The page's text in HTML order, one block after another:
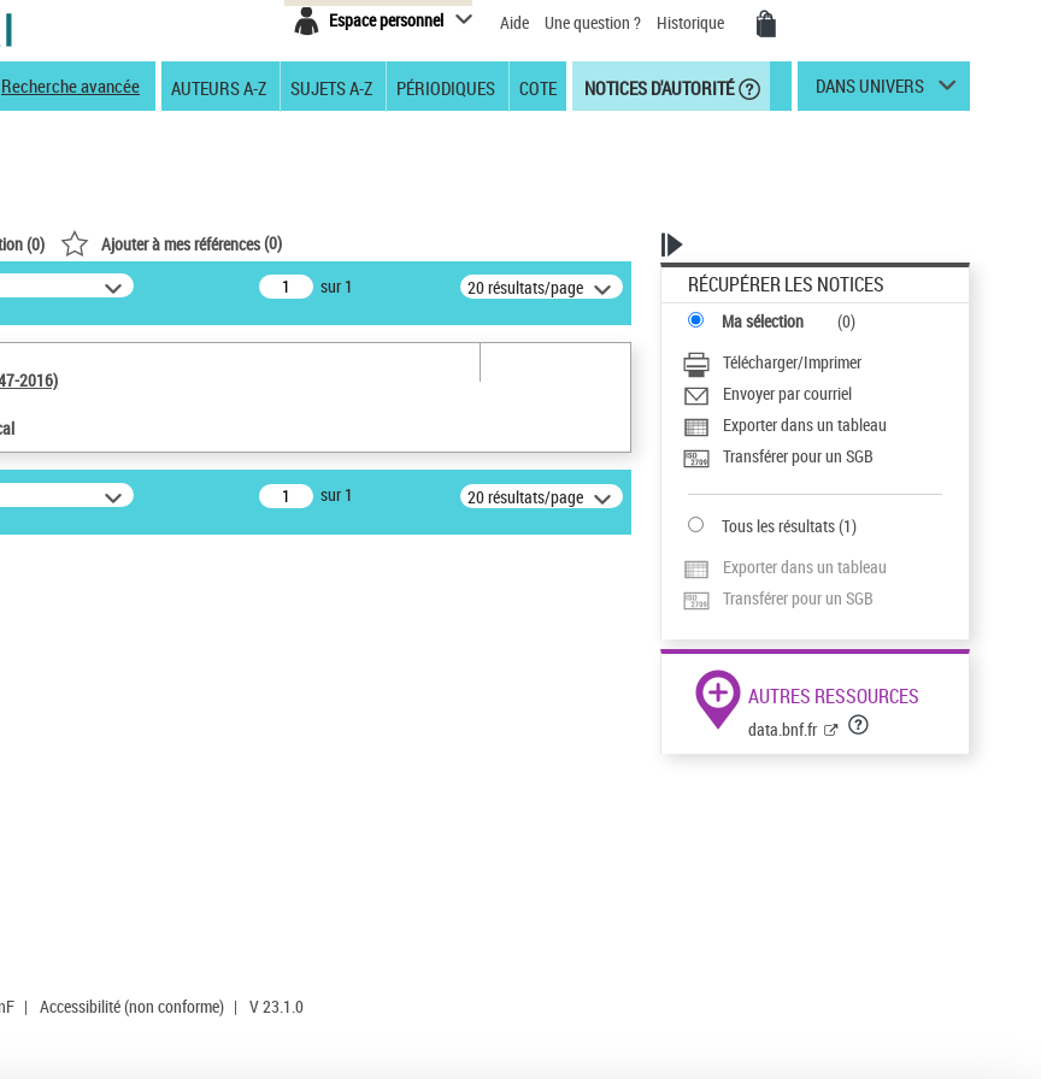
Espace personnel Aide Une question ? Historique
Recherche avancée AUTEURS A-Z SUJETS A-Z PÉRIODIQUES COTE NOTICES D'AUTORITÉ DANS UNIVERS
(0) Ajouter à mes références(0)
sur 1 20 résultats/page
2016)
sur 1 20 résultats/page
RÉCUPÉRER LES NOTICES
Ma sélection (0)
Télécharger/Imprimer
Envoyer par courriel
Exporter dans un tableau
Transférer pour un SGB
Tous les résultats(1)
Exporter dans un tableau
Transférer pour un SGB
AUTRES RESSOURCES
data.bnf.fr
| Accessibilité (non conforme) | V 23.1.0